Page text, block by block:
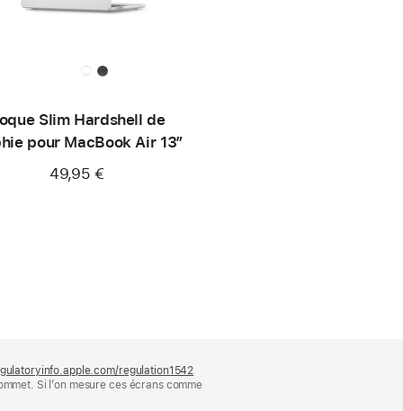
Slim Hardshell de
pour MacBook Air 13″
49,95 €
regulation1542
dans
Si l’on mesure ces écrans comme